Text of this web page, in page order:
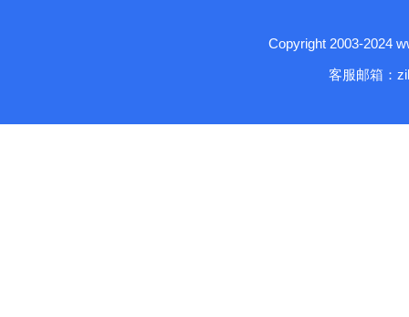
Copyright 2003-2024
客服邮箱：